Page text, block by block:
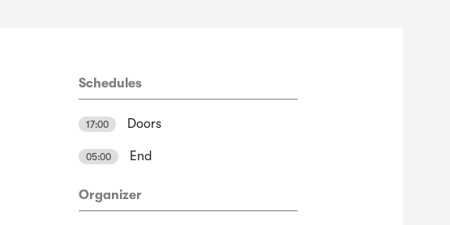
Schedules
17:00 Doors
05:00 End
Organizer